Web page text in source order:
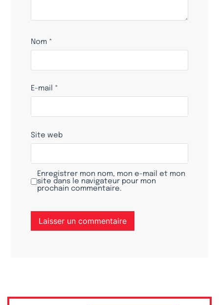
Nom *
E-mail *
Site web
Enregistrer mon nom, mon e-mail et mon
site dans le navigateur pour mon
prochain commentaire.